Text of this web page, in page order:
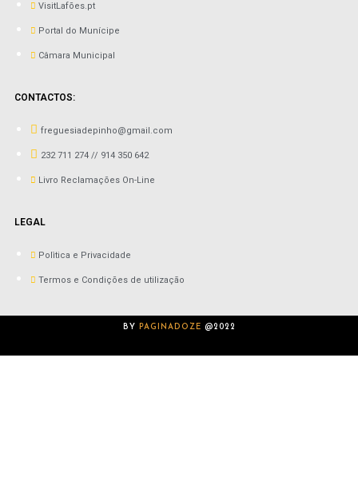
VisitLafões.pt
Portal do Munícipe
Câmara Municipal
CONTACTOS:
freguesiadepinho@gmail.com
232 711 274 // 914 350 642
Livro Reclamações On-Line
LEGAL
Polìtica e Privacidade
Termos e Condições de utilização
BY PAGINADOZE @2022